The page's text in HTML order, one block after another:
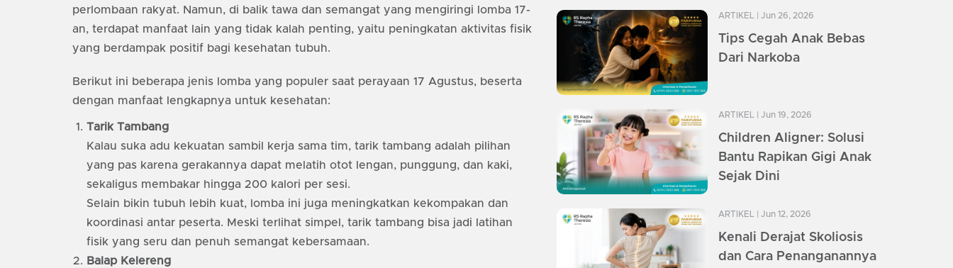
perlombaan rakyat. Namun, di balik tawa dan semangat yang mengiringi lomba 17-
an, terdapat manfaat lain yang tidak kalah penting, yaitu peningkatan aktivitas fisik
yang berdampak positif bagi kesehatan tubuh.
Berikut ini beberapa jenis lomba yang populer saat perayaan 17 Agustus, beserta
dengan manfaat lengkapnya untuk kesehatan:
Tarik Tambang
Kalau suka adu kekuatan sambil kerja sama tim, tarik tambang adalah pilihan
yang pas karena gerakannya dapat melatih otot lengan, punggung, dan kaki,
sekaligus membakar hingga 200 kalori per sesi.
Selain bikin tubuh lebih kuat, lomba ini juga meningkatkan kekompakan dan
koordinasi antar peserta. Meski terlihat simpel, tarik tambang bisa jadi latihan
fisik yang seru dan penuh semangat kebersamaan.
Balap Kelereng
ARTIKEL | Jun 26, 2026
Tips Cegah Anak Bebas
Dari Narkoba
ARTIKEL | Jun 19, 2026
Children Aligner: Solusi
Bantu Rapikan Gigi Anak
Sejak Dini
ARTIKEL | Jun 12, 2026
Kenali Derajat Skoliosis
dan Cara Penanganannya